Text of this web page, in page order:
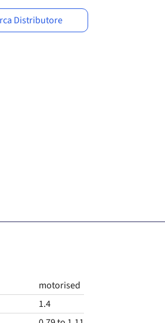
Distributore
motorised
1.4